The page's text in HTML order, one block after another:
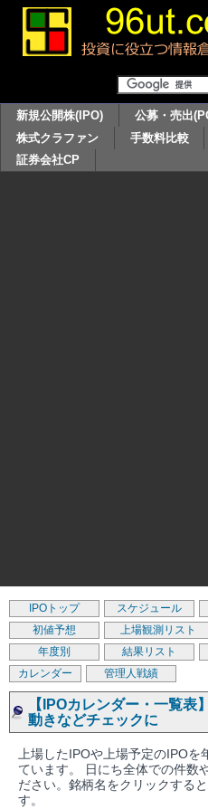
新規公開株(IPO) 公募・売出
株式クラファン
手数料比較
証券会社CP
IPOトップ スケジュール
初値予想
上場観測リスト
年度別
結果リスト
カレンダー
管理人戦績
【IPOカレンダー・一覧表
動きなどチェックに
上場したIPOや上場予定のIPOを
ています。 日にち全体での件数
ださい。銘柄名をクリックする
す。